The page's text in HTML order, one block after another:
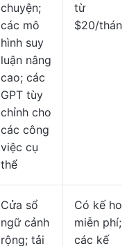
chuyện;
các mô
hình suy
luận nâng
cao; các
GPT tùy
chỉnh cho
các công
việc cụ
thể
từ
$20/tháng
Cửa sổ
ngữ cảnh
rộng; tải
Có kế
miễn phí;
các kế